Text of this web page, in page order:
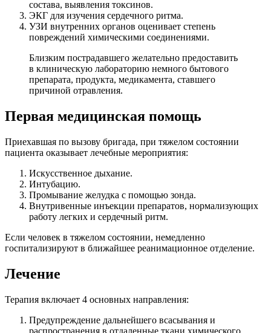
состава, выявления токсинов.
ЭКГ для изучения сердечного ритма.
УЗИ внутренних органов оценивает степень
повреждений химическими соединениями.
Близким пострадавшего желательно предоставить
в клиническую лабораторию немного бытового
препарата, продукта, медикамента, ставшего
причиной отравления.
Первая медицинская помощь
Приехавшая по вызову бригада, при тяжелом состоянии
пациента оказывает лечебные мероприятия:
Искусственное дыхание.
Интубацию.
Промывание желудка с помощью зонда.
Внутривенные инъекции препаратов, нормализующих
работу легких и сердечный ритм.
Если человек в тяжелом состоянии, немедленно
госпитализируют в ближайшее реанимационное отделение.
Лечение
Терапия включает 4 основных направления:
Предупреждение дальнейшего всасывания и
распространения в отдаленные ткани химического